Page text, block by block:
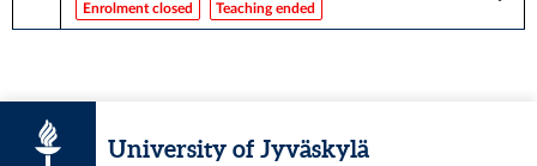
Enrolment closed Teaching ended
University of Jyväskylä